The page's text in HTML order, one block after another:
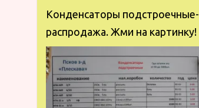
Конденсаторы подстроечные-
распродажа. Жми на картинку!